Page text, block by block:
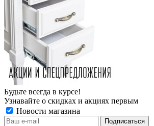
Будьте всегда в курсе!
Узнавайте о скидках и акциях первым
Новости магазина